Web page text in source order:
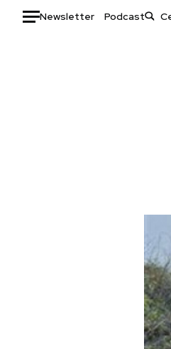
Newsletter Podcast